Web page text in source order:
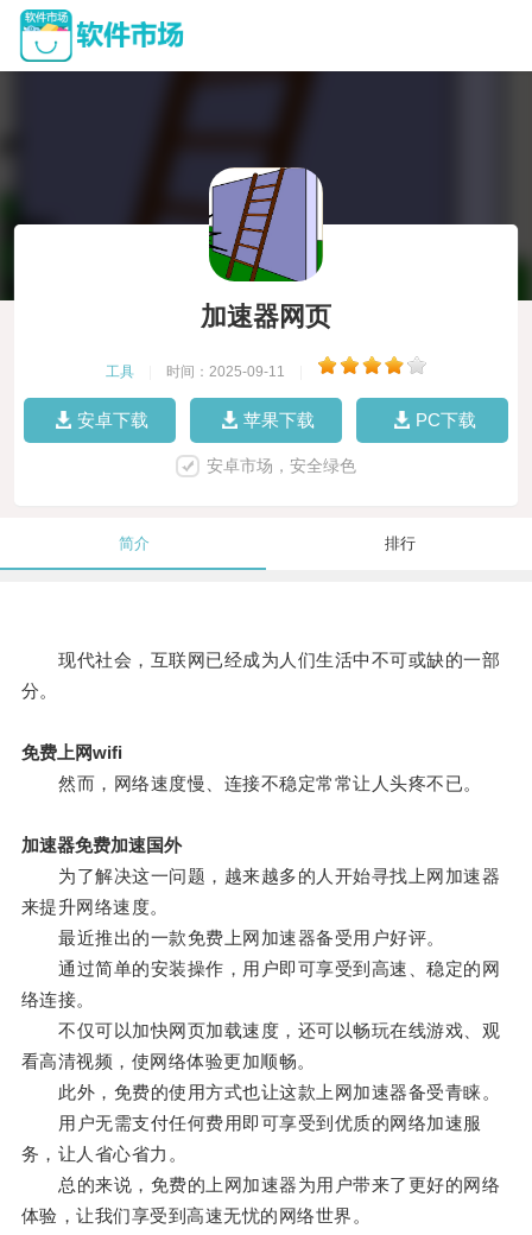
加速器网页
工具 时间：2025-09-11
安卓下载 苹果下载 PC下载
安卓市场，安全绿色
简介 排行
现代社会，互联网已经成为人们生活中不可或缺的一部
分。
免费上网wifi
然而，网络速度慢、连接不稳定常常让人头疼不已。
加速器免费加速国外
为了解决这一问题，越来越多的人开始寻找上网加速器
来提升网络速度。
最近推出的一款免费上网加速器备受用户好评。
通过简单的安装操作，用户即可享受到高速、稳定的网
络连接。
不仅可以加快网页加载速度，还可以畅玩在线游戏、观
看高清视频，使网络体验更加顺畅。
此外，免费的使用方式也让这款上网加速器备受青睐。
用户无需支付任何费用即可享受到优质的网络加速服
务，让人省心省力。
总的来说，免费的上网加速器为用户带来了更好的网络
体验，让我们享受到高速无忧的网络世界。